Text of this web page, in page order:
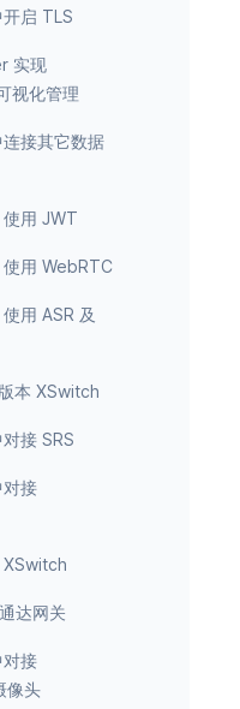
启 TLS
实现
视化管理
接其它数据
用 JWT
用 WebRTC
用 ASR 及
本 XSwitch
接 SRS
接
XSwitch
达网关
接
像头